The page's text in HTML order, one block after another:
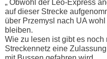
„ Obwohl der Leo-Express
auf dieser Strecke
über Przemysl nach UA
bleiben.
Wie zu lesen ist gibt es
Streckennetz eine